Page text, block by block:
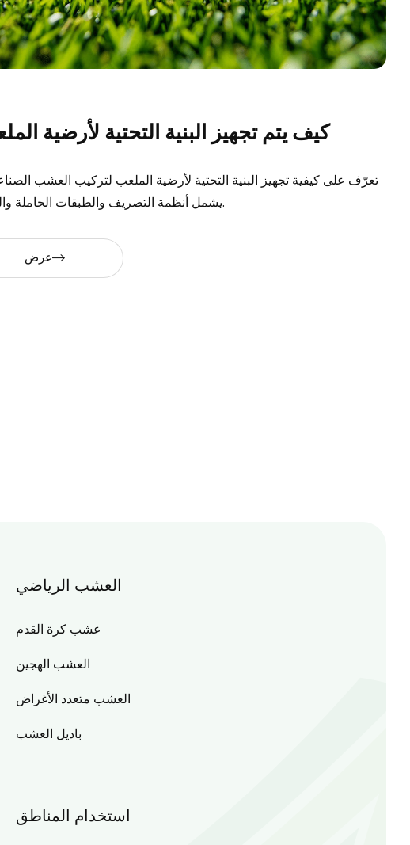
كيف يتم تجهيز البنية التحتية لأرضية
تعرّف على كيفية تجهيز البنية التحتية لأرضية الملعب لتركيب العشب
يشمل أنظمة التصريف والطبقات الحاملة والسلامة.
عرض
العشب الرياضي
عشب كرة القدم
العشب الهجين
العشب متعدد الأغراض
باديل العشب
استخدام المناطق